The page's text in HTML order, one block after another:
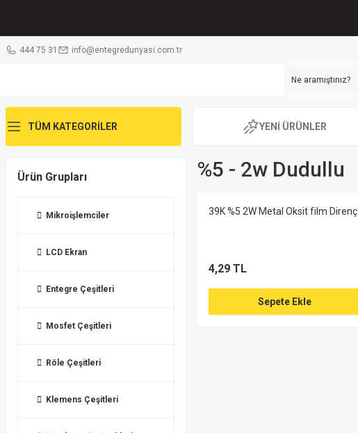
444 75 31 info@entegredunyasi.com.tr
TÜM KATEGORİLER YENİ ÜRÜNLER
Ürün Grupları
Mikroişlemciler
LCD Ekran
Entegre Çeşitleri
Mosfet Çeşitleri
Röle Çeşitleri
Klemens Çeşitleri
%5 - 2w Dudullu
39K %5 2W Metal Oksit film Direnç
4,29 TL
Sepete Ekle